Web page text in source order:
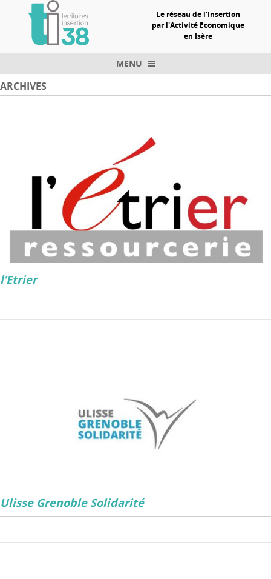
Le réseau de l'Insertion
par l'Activité Economique
en Isère
MENU
Skip to content
ARCHIVES
l’Etrier
Ulisse Grenoble Solidarité